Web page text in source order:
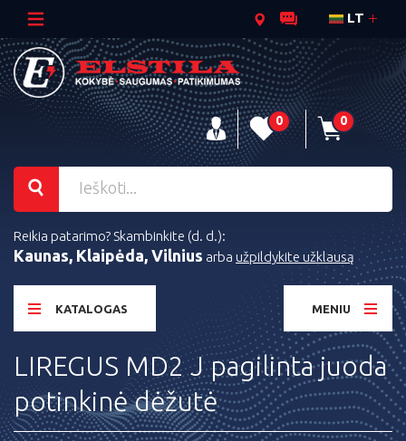
LT
0 0
Reikia patarimo? Skambinkite (d. d.):
Kaunas, Klaipėda, Vilnius arba užpildykite užklausą
KATALOGAS MENIU
LIREGUS MD2 J pagilinta juoda
potinkinė dėžutė